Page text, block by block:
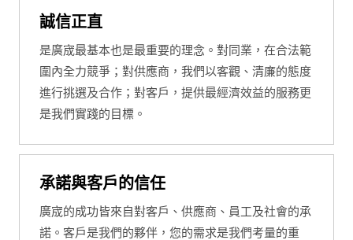
誠信正直
是廣宬最基本也是最重要的理念。對同業，在合法範
圍內全力競爭；對供應商，我們以客觀、清廉的態度
進行挑選及合作；對客戶，提供最經濟效益的服務更
是我們實踐的目標。
承諾與客戶的信任
廣宬的成功皆來自對客戶、供應商、員工及社會的承
諾。客戶是我們的夥伴，您的需求是我們考量的重